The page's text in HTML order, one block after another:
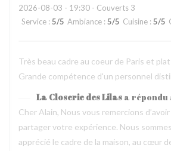
2026-08-03 - 19:30 - Couverts 3
Service : 5/5 Ambiance : 5/5 Cuisine : 5/5
Très beau cadre au coeur de Paris et
Grande compétence d'un personnel
La Closerie des Lilas a répondu
Cher Alain, Nous vous remercions
partager votre expérience. Nous
apprécié le cadre de la maison, au cœur